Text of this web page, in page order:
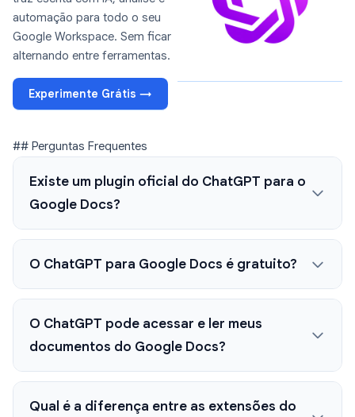
automação para todo o seu
Google Workspace. Sem ficar
alternando entre ferramentas.
Experimente Grátis →
## Perguntas Frequentes
Existe um plugin oficial do ChatGPT para o
Google Docs?
O ChatGPT para Google Docs é gratuito?
O ChatGPT pode acessar e ler meus
documentos do Google Docs?
Qual é a diferença entre as extensões do